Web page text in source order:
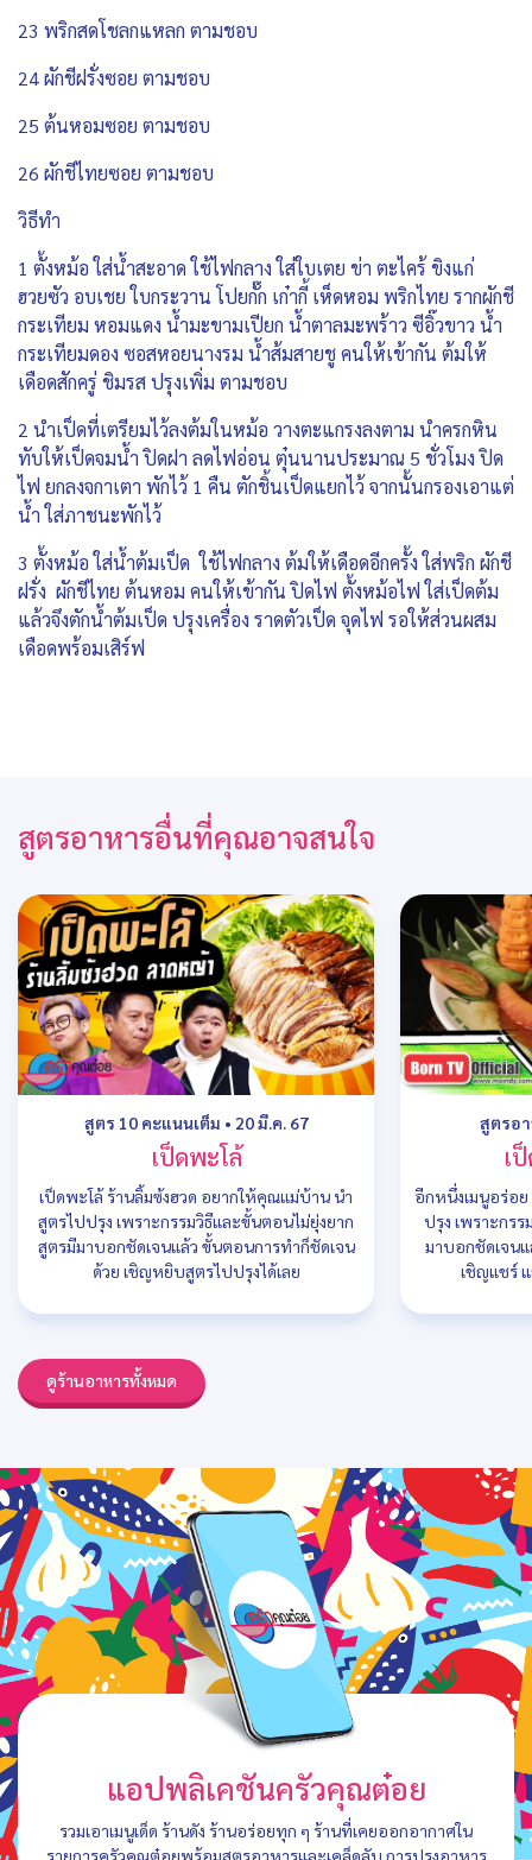
23 พริกสดโชลกแหลก ตามชอบ
24 ผักชีฝรั่งซอย ตามชอบ
25 ต้นหอมซอย ตามชอบ
26 ผักชีไทยซอย ตามชอบ
วิธีทำ
1 ตั้งหม้อ ใส่น้ำสะอาด ใช้ไฟกลาง ใส่ใบเตย ข่า ตะไคร้ ขิงแก่
ฮวยซัว อบเชย ใบกระวาน โปยกั๊ก เก๋ากี้ เห็ดหอม พริกไทย รากผักชี
กระเทียม หอมแดง น้ำมะขามเปียก น้ำตาลมะพร้าว ซีอิ๊วขาว น้ำ
กระเทียมดอง ซอสหอยนางรม น้ำส้มสายชู คนให้เข้ากัน ต้มให้
เดือดสักครู่ ชิมรส ปรุงเพิ่ม ตามชอบ
2 นำเป็ดที่เตรียมไว้ลงต้มในหม้อ วางตะแกรงลงตาม นำครกหิน
ทับให้เป็ดจมน้ำ ปิดฝา ลดไฟอ่อน ตุ๋นนานประมาณ 5 ชั่วโมง ปิด
ไฟ ยกลงจกาเตา พักไว้ 1 คืน ตักชิ้นเป็ดแยกไว้ จากนั้นกรองเอาแต่
น้ำ ใส่ภาชนะพักไว้
3 ตั้งหม้อ ใส่น้ำต้มเป็ด ใช้ไฟกลาง ต้มให้เดือดอีกครั้ง ใส่พริก ผักชี
ฝรั่ง ผักชีไทย ต้นหอม คนให้เข้ากัน ปิดไฟ ตั้งหม้อไฟ ใส่เป็ดต้ม
แล้วจึงตักน้ำต้มเป็ด ปรุงเครื่อง ราดตัวเป็ด จุดไฟ รอให้ส่วนผสม
เดือดพร้อมเสิร์ฟ
สูตรอาหารอื่นที่คุณอาจสนใจ
สูตร 10 คะแนนเต็ม • 20 มี.ค. 67
เป็ดพะโล้
เป็ดพะโล้ ร้านลิ้มซ้งฮวด อยากให้คุณแม่บ้าน นำ
สูตรไปปรุง เพราะกรรมวิธีและขั้นตอนไม่ยุ่งยาก
สูตรมีมาบอกชัดเจนแล้ว ขั้นตอนการทำก็ชัดเจน
ด้วย เชิญหยิบสูตรไปปรุงได้เลย
สูตรอ
เ
อีกหนึ่งเมนูอร่อ
ปรุง เพราะกร
มาบอกชัดเจน
เชิญแชร์
ดูร้านอาหารทั้งหมด
แอปพลิเคชันครัวคุณต๋อย
รวมเอาเมนูเด็ด ร้านดัง ร้านอร่อยทุก ๆ ร้านที่เคยออกอากาศใน
รายการครัวคุณต๋อยพร้อมสูตรอาหารและเคล็ดลับ การปรุงอาหาร